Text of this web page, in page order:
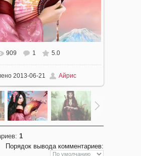
909 1 5.0
2013-06-21 Айрис
: 1
Порядок вывода комментариев: